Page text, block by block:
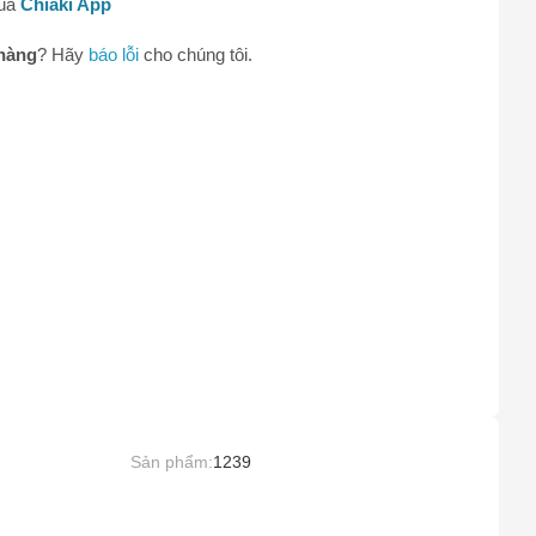
Chiaki App
? Hãy báo lỗi cho chúng tôi.
Sản phẩm:1239